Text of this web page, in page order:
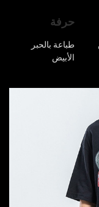
حرفة
طباعة بالحبر
الأبيض